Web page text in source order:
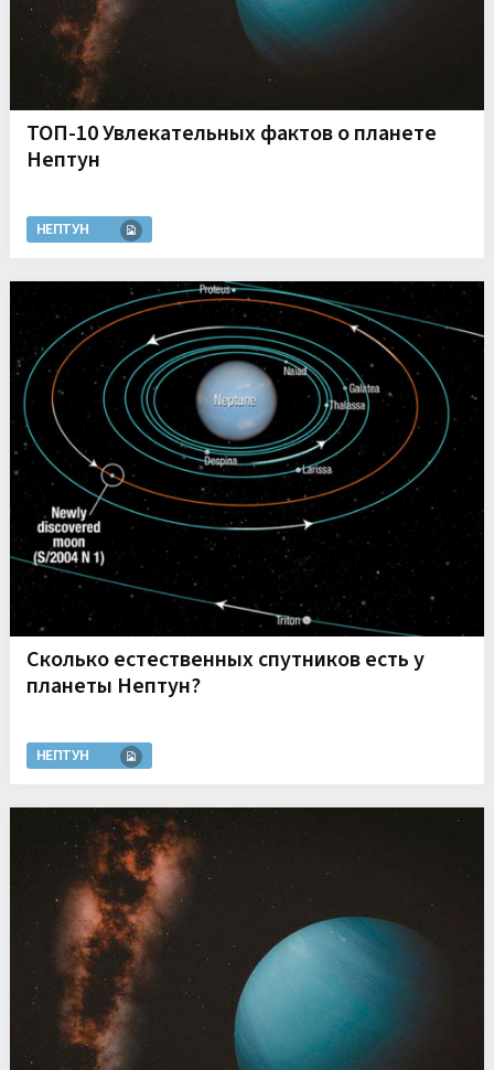
ТОП-10 Увлекательных фактов о планете
Нептун
НЕПТУН
Сколько естественных спутников есть у
планеты Нептун?
НЕПТУН